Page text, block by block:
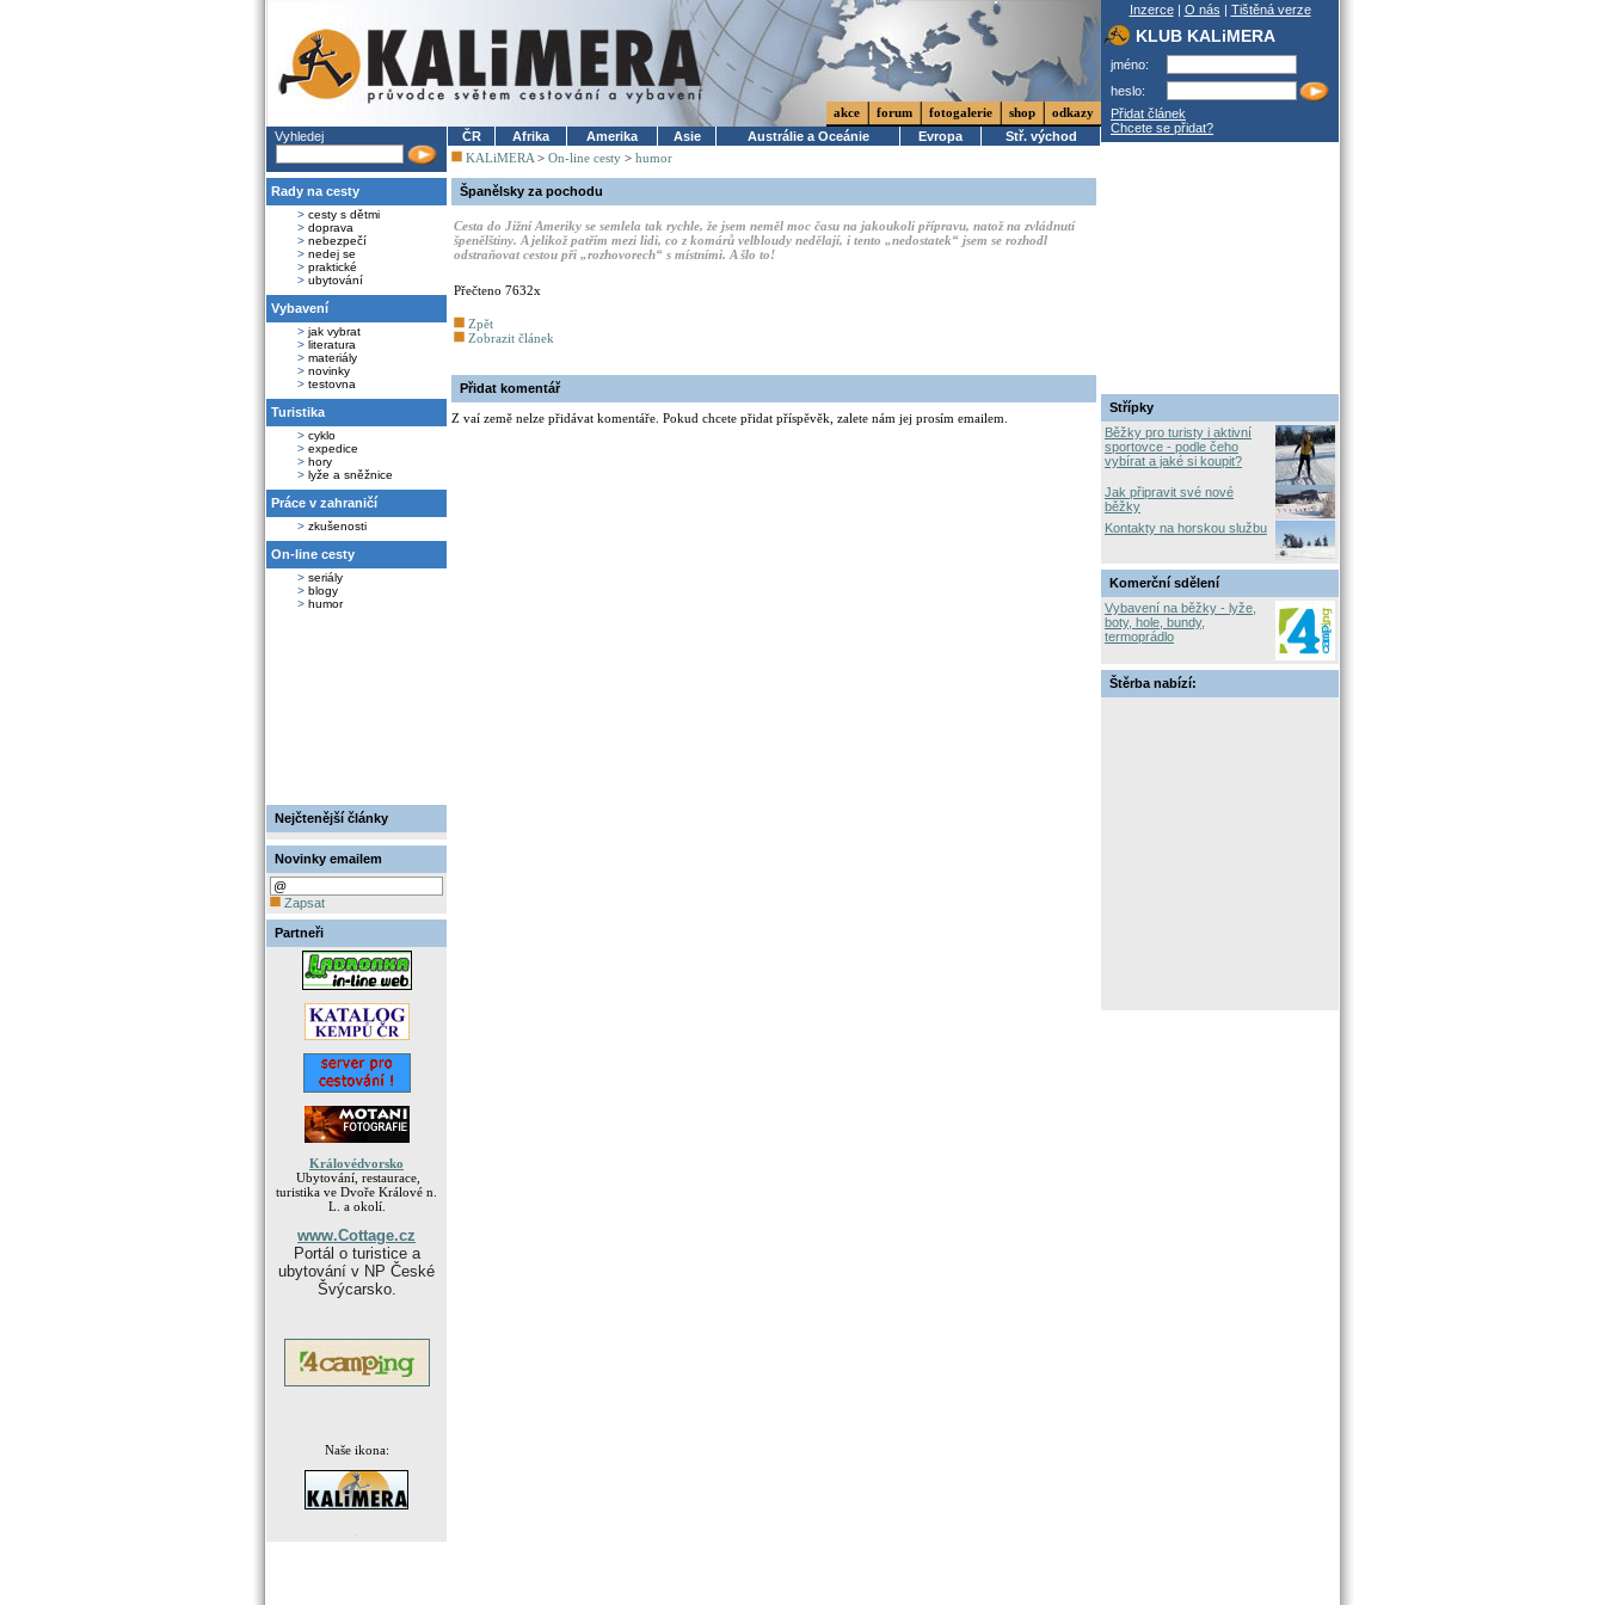
Vyhledej
Rady na cesty
> cesty s dětmi
> doprava
> nebezpečí
> nedej se
> praktické
> ubytování
Vybavení
> jak vybrat
> literatura
> materiály
> novinky
> testovna
Turistika
> cyklo
> expedice
> hory
> lyže a sněžnice
Práce v zahraničí
> zkušenosti
On-line cesty
> seriály
> blogy
> humor
Nejčtenější články
Novinky emailem
Zapsat
Partneři
Královédvorsko
Ubytování, restaurace,
turistika ve Dvoře Králové n.
L. a okolí.
www.Cottage.cz
Portál o turistice a
ubytování v NP České
Švýcarsko.
Naše ikona:
akce forum fotogalerie shop
odkazy
ČR
Afrika Amerika Asie Austrálie a Oceánie Evropa
Stř. východ
KALiMERA > On-line cesty > humor
Španělsky za pochodu
Cesta do Jižní Ameriky se semlela tak rychle, že jsem neměl moc času na jakoukoli přípravu, natož na zvládnutí
špenělštiny. A jelikož patřím mezi lidi, co z komárů velbloudy nedělají, i tento „nedostatek“ jsem se rozhodl
odstraňovat cestou při „rozhovorech“ s místními. A šlo to!
Přečteno 7632x
Zpět
Zobrazit článek
Přidat komentář
Z vaí země nelze přidávat komentáře. Pokud chcete přidat příspěvěk, zalete nám jej prosím emailem.
Inzerce| O nás | Tištěná verze
KLUB KALiMERA
jméno:
heslo:
Přidat článek
Chcete se přidat?
Střípky
Běžky pro turisty i aktivní
sportovce - podle čeho
vybírat a jaké si koupit?
Jak připravit své nové
běžky
Kontakty na horskou službu
Komerční sdělení
Vybavení na běžky - lyže,
boty, hole, bundy,
termoprádlo
Štěrba nabízí: